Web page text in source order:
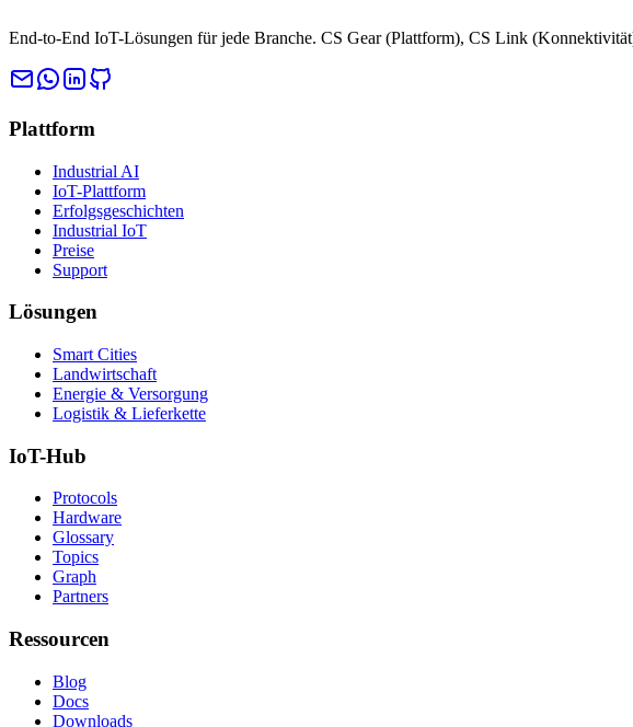
End-to-End IoT-Lösungen für jede Branche. CS Gear (Plattform), CS Link
Plattform
Industrial AI
IoT-Plattform
Erfolgsgeschichten
Industrial IoT
Preise
Support
Lösungen
Smart Cities
Landwirtschaft
Energie & Versorgung
Logistik & Lieferkette
IoT-Hub
Protocols
Hardware
Glossary
Topics
Graph
Partners
Ressourcen
Blog
Docs
Downloads